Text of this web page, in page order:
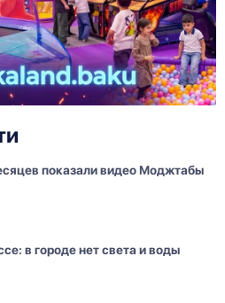
показали видео Моджтабы
в городе нет света и воды